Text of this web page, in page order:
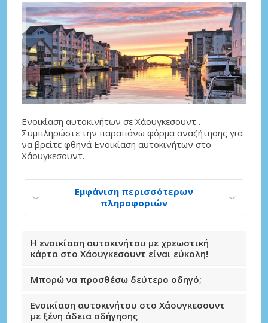
Ενοικίαση αυτοκινήτων σε Χάουγκεσουντ .
Συμπληρώστε την παραπάνω φόρμα αναζήτησης για
να βρείτε φθηνά Ενοικίαση αυτοκινήτων στο
Χάουγκεσουντ.
Εμφάνιση περισσότερων
πληροφοριών
Η ενοικίαση αυτοκινήτου με χρεωστική
κάρτα στο Χάουγκεσουντ είναι εύκολη!
Μπορώ να προσθέσω δεύτερο οδηγό;
Ενοικίαση αυτοκινήτου στο Χάουγκεσουντ
με ξένη άδεια οδήγησης